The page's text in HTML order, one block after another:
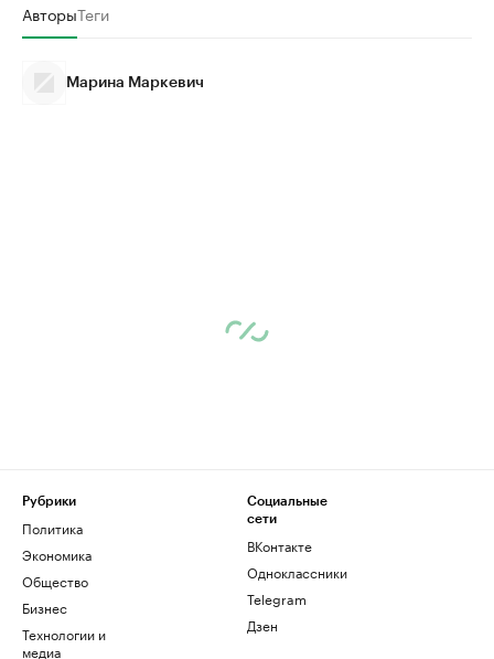
АвторыТеги
Марина Маркевич
Рубрики
Политика
Экономика
Общество
Бизнес
Технологии и
медиа
Социальные
сети
ВКонтакте
Одноклассники
Telegram
Дзен